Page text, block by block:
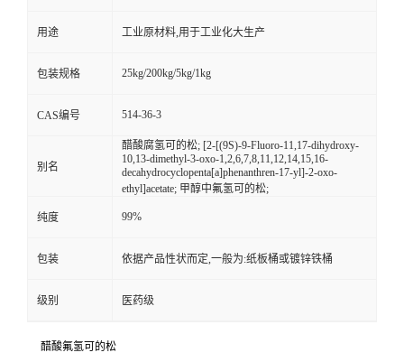
用途 工业原材料,用于工业化大生产
包装规格 25kg/200kg/5kg/1kg
CAS编号 514-36-3
别名
醋酸腐氢可的松; [2-[(9S)-9-Fluoro-11,17-dihydroxy-
10,13-dimethyl-3-oxo-1,2,6,7,8,11,12,14,15,16-
decahydrocyclopenta[a]phenanthren-17-yl]-2-oxo-
ethyl]acetate; 甲醇中氟氢可的松;
纯度 99%
包装 依据产品性状而定,一般为:纸板桶或镀锌铁桶
级别 医药级
醋酸氟氢可的松